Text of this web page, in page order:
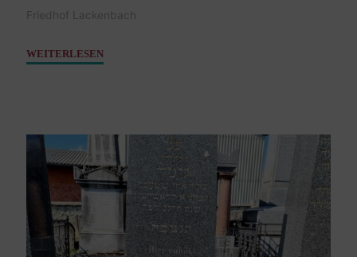
Friedhof Lackenbach
WEITERLESEN"Stössel
April
1900"